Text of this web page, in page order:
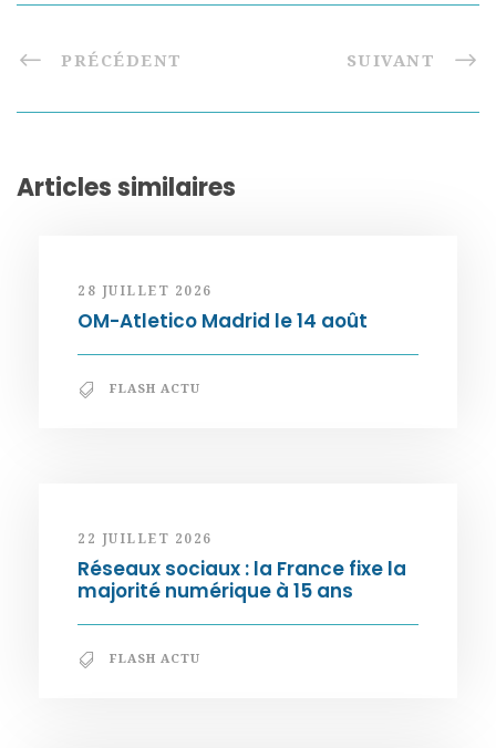
PRÉCÉDENT SUIVANT
Articles similaires
28 JUILLET 2026
OM-Atletico Madrid le 14 août
FLASH ACTU
22 JUILLET 2026
Réseaux sociaux : la France fixe la
majorité numérique à 15 ans
FLASH ACTU